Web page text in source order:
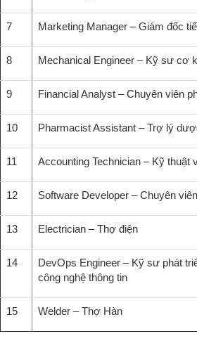
7 Marketing Manager – Giám đốc
8 Mechanical Engineer – Kỹ sư cơ
9 Financial Analyst – Chuyên viên
10 Pharmacist Assistant – Trợ lý
11 Accounting Technician – Kỹ thuật
12 Software Developer – Chuyên
13 Electrician – Thợ điện
14
DevOps Engineer – Kỹ sư phát
công nghệ thông tin
15 Welder – Thợ Hàn